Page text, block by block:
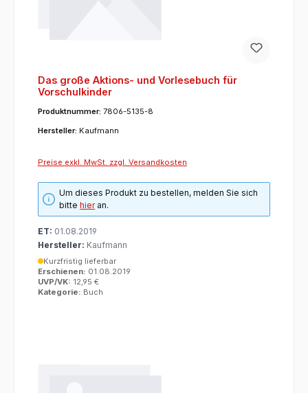
Das große Aktions- und Vorlesebuch für
Vorschulkinder
Produktnummer: 7806-5135-8
Hersteller: Kaufmann
Preise exkl. MwSt. zzgl. Versandkosten
Um dieses Produkt zu bestellen, melden Sie sich
bittehieran.
ET: 01.08.2019
Hersteller: Kaufmann
Kurzfristig lieferbar
Erschienen: 01.08.2019
UVP/VK: 12,95 €
Kategorie: Buch